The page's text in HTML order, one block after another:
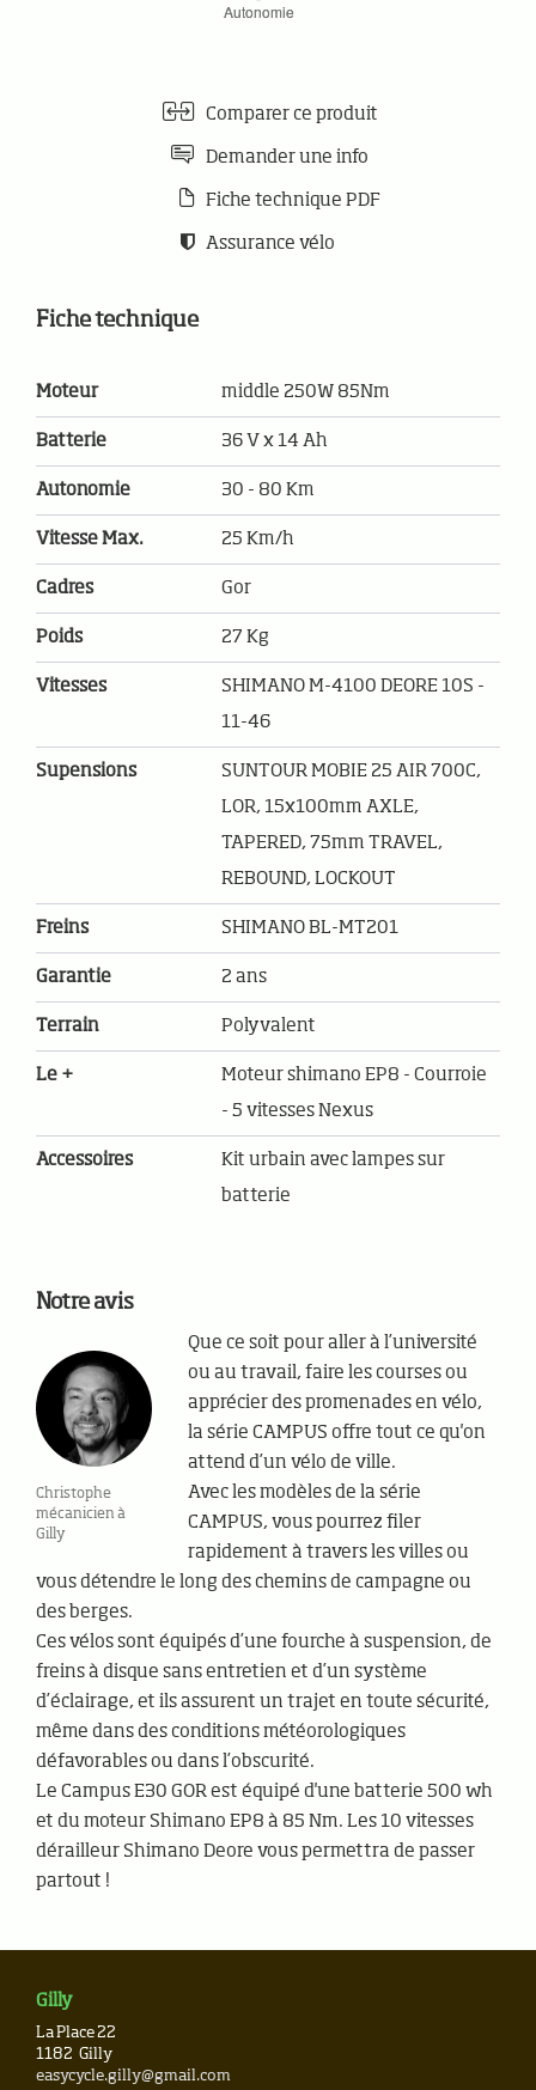
Comparer ce produit
Demander une info
Fiche technique PDF
Assurance vélo
Fiche technique
Moteur middle 250W 85Nm
Batterie 36 V x 14 Ah
Autonomie 30 - 80 Km
Vitesse Max. 25 Km/h
Cadres Gor
Poids 27 Kg
Vitesses
SHIMANO M-4100 DEORE 10S -
11-46
Supensions
SUNTOUR MOBIE 25 AIR 700C,
LOR, 15x100mm AXLE,
TAPERED, 75mm TRAVEL,
REBOUND, LOCKOUT
Freins SHIMANO BL-MT201
Garantie 2 ans
Terrain Polyvalent
Le +
Moteur shimano EP8 - Courroie
- 5 vitesses Nexus
Accessoires
Kit urbain avec lampes sur
batterie
Notre avis
Christophe
mécanicien à
Gilly
Que ce soit pour aller à l’université
ou au travail, faire les courses ou
apprécier des promenades en vélo,
la série CAMPUS offre tout ce qu'on
attend d’un vélo de ville.
Avec les modèles de la série
CAMPUS, vous pourrez filer
rapidement à travers les villes ou
vous détendre le long des chemins de campagne ou
des berges.
Ces vélos sont équipés d’une fourche à suspension, de
freins à disque sans entretien et d’un système
d’éclairage, et ils assurent un trajet en toute sécurité,
même dans des conditions météorologiques
défavorables ou dans l’obscurité.
Le Campus E30 GOR est équipé d'une batterie 500 wh
et du moteur Shimano EP8 à 85 Nm. Les 10 vitesses
dérailleur Shimano Deore vous permettra de passer
partout !
Gilly
La Place 22
1182 Gilly
easycycle.gilly@gmail.com